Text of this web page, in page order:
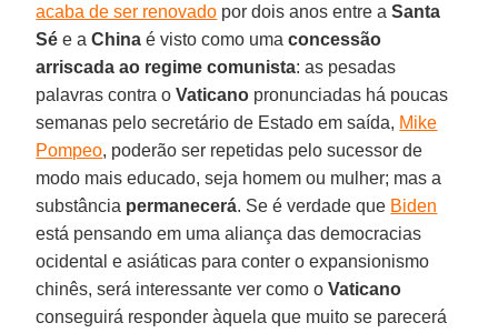
acaba de ser renovado por dois anos entre aSanta
Sé e aChina é visto como umaconcessão
arriscada ao regime comunista: as pesadas
palavras contra oVaticano pronunciadas há poucas
semanas pelo secretário de Estado em saída, Mike
Pompeo, poderão ser repetidas pelo sucessor de
modo mais educado, seja homem ou mulher; mas a
substância permanecerá. Se é verdade que Biden
está pensando em uma aliança das democracias
ocidental e asiáticas para conter o expansionismo
chinês, será interessante ver como oVaticano
conseguirá responder àquela que muito se parecerá